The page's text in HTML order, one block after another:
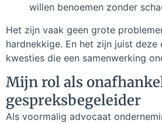
willen benoemen zonder
Het zijn vaak geen grote
hardnekkige. En het zijn juist deze
kwesties die een samenwerking
Mijn rol als
gespreksbegeleider
Als voormalig advocaat